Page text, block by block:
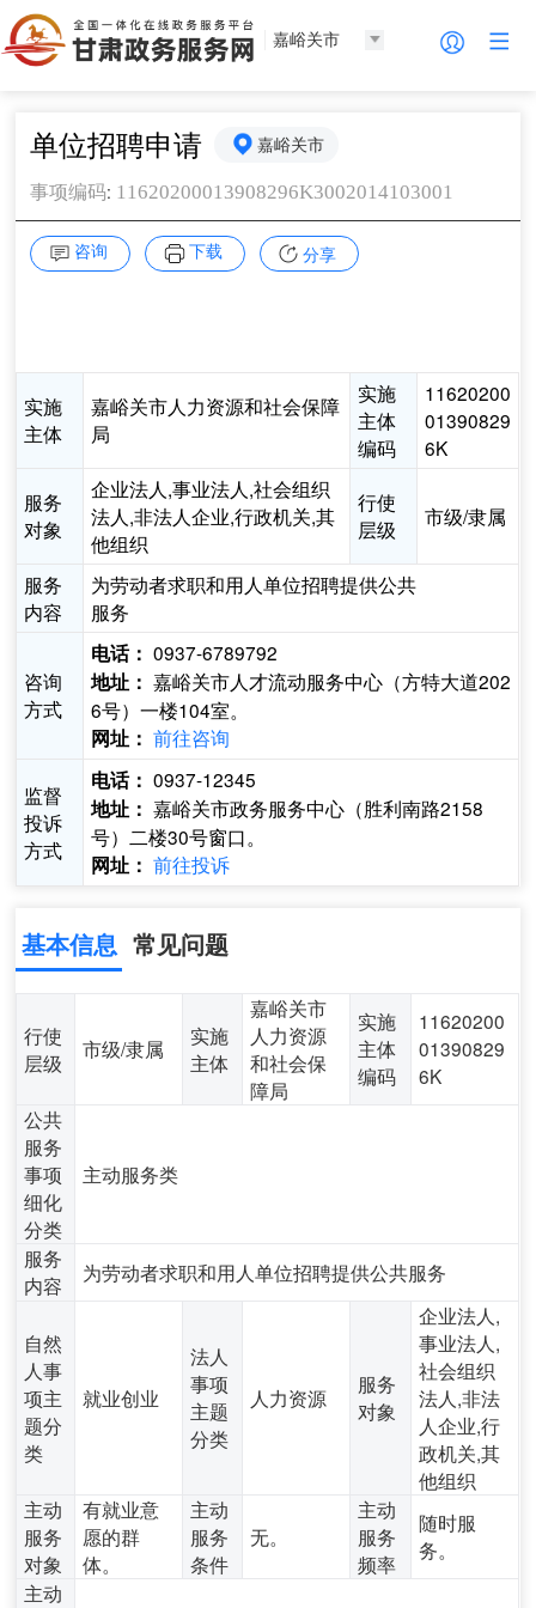
嘉峪关市
单位招聘申请 嘉峪关市
事项编码: 11620200013908296K3002014103001
咨询 下载 分享
实施
主体
嘉峪关市人力资源和社会保障
局
实施
主体
编码
11620200
01390829
6K
服务
对象
企业法人,事业法人,社会组织
法人,非法人企业,行政机关,其
他组织
行使
层级
市级/隶属
服务
内容
为劳动者求职和用人单位招聘提供公共
服务
咨询
方式
电话： 0937-6789792
地址： 嘉峪关市人才流动服务中心（方特大道202
6号）一楼104室。
网址： 前往咨询
监督
投诉
方式
电话： 0937-12345
地址： 嘉峪关市政务服务中心（胜利南路2158
号）二楼30号窗口。
网址： 前往投诉
基本信息 常见问题
行使
层级
市级/隶属
实施
主体
嘉峪关市
人力资源
和社会保
障局
实施
主体
编码
11620200
01390829
6K
公共
服务
事项
细化
分类
主动服务类
服务
内容
为劳动者求职和用人单位招聘提供公共服务
自然
人事
项主
题分
类
就业创业
法人
事项
主题
分类
人力资源
服务
对象
企业法人,
事业法人,
社会组织
法人,非法
人企业,行
政机关,其
他组织
主动
服务
对象
有就业意
愿的群
体。
主动
服务
条件
无。
主动
服务
频率
随时服
务。
主动